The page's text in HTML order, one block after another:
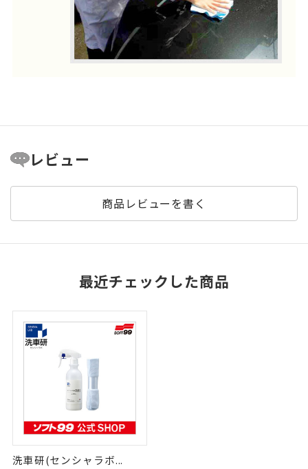
レビュー
商品レビューを書く
最近チェックした商品
洗車研(センシャラボ...